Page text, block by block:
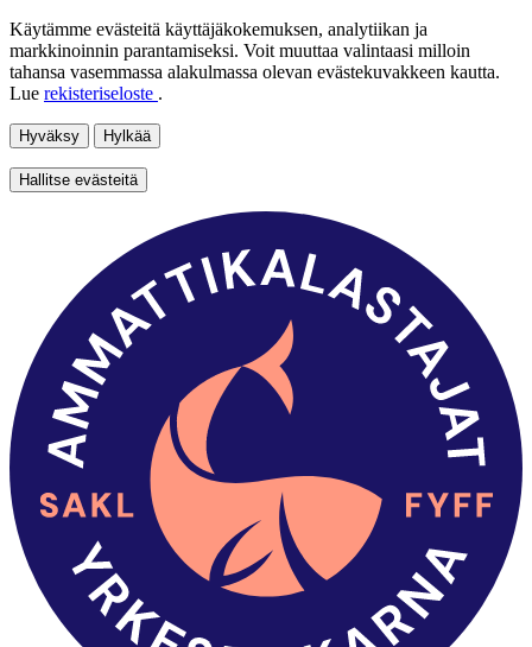
Käytämme evästeitä käyttäjäkokemuksen, analytiikan ja
markkinoinnin parantamiseksi. Voit muuttaa valintaasi milloin
tahansa vasemmassa alakulmassa olevan evästekuvakkeen kautta.
Lue rekisteriseloste .
Hyväksy Hylkää
Hallitse evästeitä